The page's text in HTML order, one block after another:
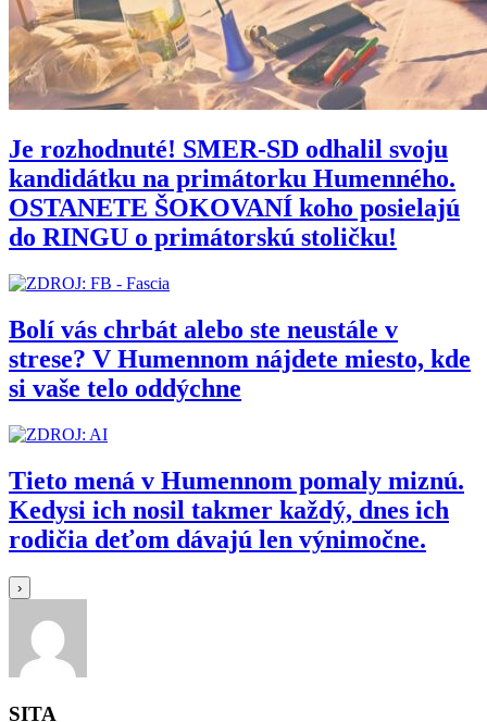
Je rozhodnuté! SMER-SD odhalil svoju
kandidátku na primátorku Humenného.
OSTANETE ŠOKOVANÍ koho posielajú
do RINGU o primátorskú stoličku!
Bolí vás chrbát alebo ste neustále v
strese? V Humennom nájdete miesto, kde
si vaše telo oddýchne
Tieto mená v Humennom pomaly miznú.
Kedysi ich nosil takmer každý, dnes ich
rodičia deťom dávajú len výnimočne.
›
SITA